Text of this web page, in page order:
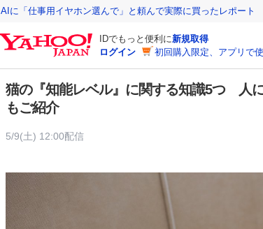
AIに「仕事用イヤホン選んで」と頼んで実際に買ったレポート
IDでもっと便利に新規取得
ログイン
初回購入限定、アプリで
猫の『知能レベル』に関する知識5つ 人
もご紹介
5/9(土) 12:00配信